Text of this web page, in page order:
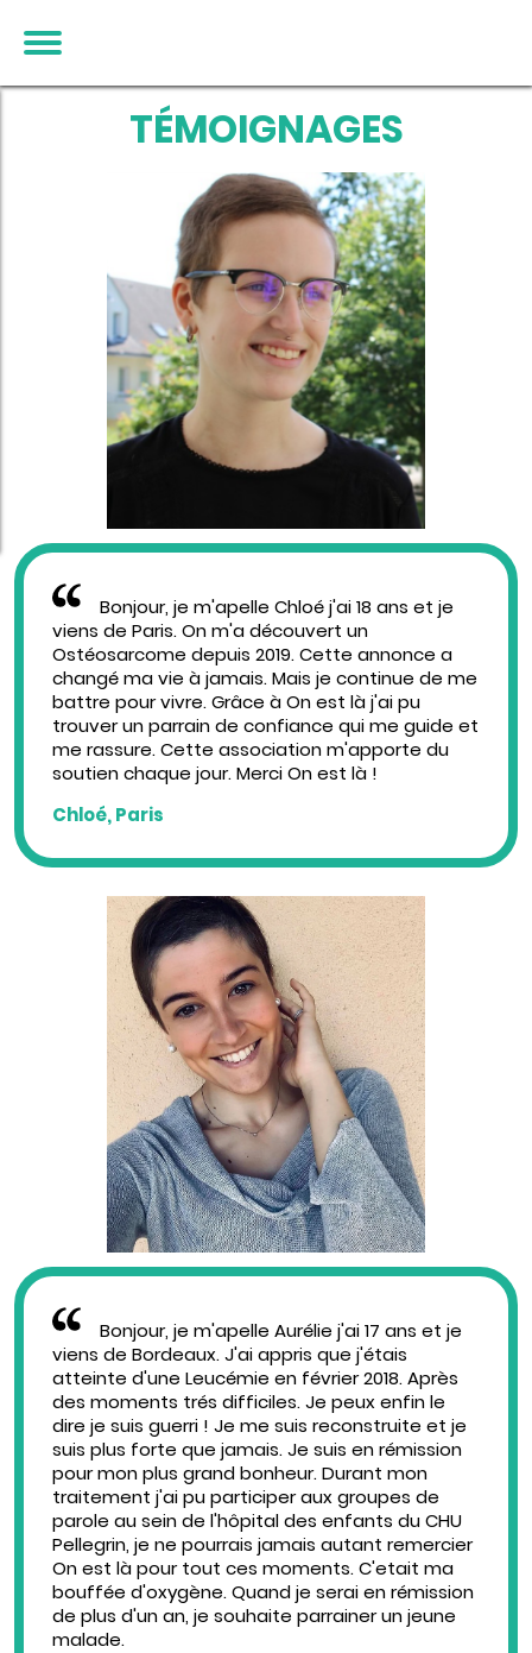
TÉMOIGNAGES
Bonjour, je m'apelle Chloé j'ai 18 ans et je
viens de Paris. On m'a découvert un
Ostéosarcome depuis 2019. Cette annonce a
changé ma vie à jamais. Mais je continue de me
battre pour vivre. Grâce à On est là j'ai pu
trouver un parrain de confiance qui me guide et
me rassure. Cette association m'apporte du
soutien chaque jour. Merci On est là !
Chloé, Paris
Bonjour, je m'apelle Aurélie j'ai 17 ans et je
viens de Bordeaux. J'ai appris que j'étais
atteinte d'une Leucémie en février 2018. Après
des moments trés difficiles. Je peux enfin le
dire je suis guerri ! Je me suis reconstruite et je
suis plus forte que jamais. Je suis en rémission
pour mon plus grand bonheur. Durant mon
traitement j'ai pu participer aux groupes de
parole au sein de l'hôpital des enfants du CHU
Pellegrin, je ne pourrais jamais autant remercier
On est là pour tout ces moments. C'etait ma
bouffée d'oxygène. Quand je serai en rémission
de plus d'un an, je souhaite parrainer un jeune
malade.